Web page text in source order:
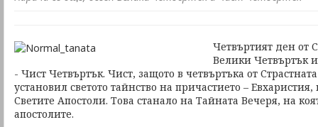
Четвъртият ден от
Велики Четвъртък
- Чист Четвъртък. Чист, защото в четвъртъка от
установил светото тайнство на причастието –
Светите Апостоли. Това станало на Тайната Вечеря, на
апостолите.